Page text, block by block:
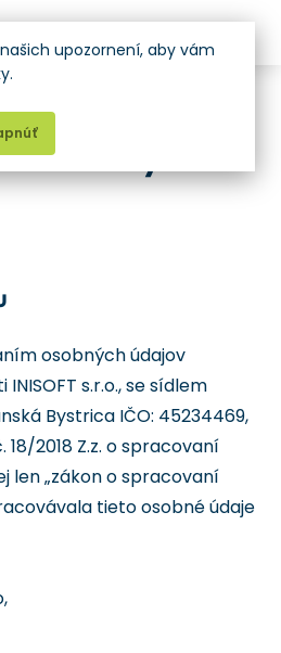
osobných
osobných údajov
s.r.o., se sídlem
Bystrica IČO: 45234469,
2018 Z.z. o spracovaní
len „zákon o spracovaní
tieto osobné údaje
upozornení, aby vám